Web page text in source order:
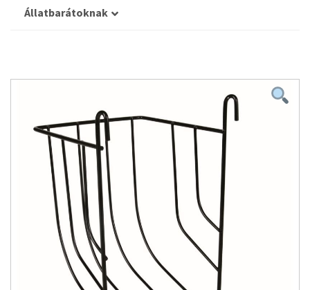
Állatbarátoknak